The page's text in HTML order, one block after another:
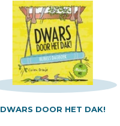
DWARS DOOR HET DAK!